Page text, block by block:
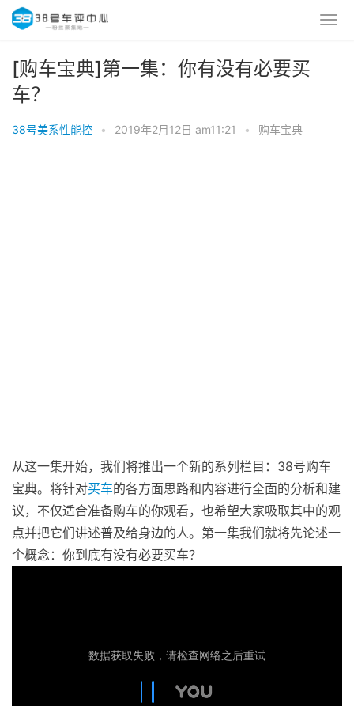
[购车宝典]第一集：你有没有必要买
车？
38号美系性能控 • 2019年2月12日 am11:21 • 购车宝典
从这一集开始，我们将推出一个新的系列栏目：38号购车
宝典。将针对买车的各方面思路和内容进行全面的分析和建
议，不仅适合准备购车的你观看，也希望大家吸取其中的观
点并把它们讲述普及给身边的人。第一集我们就将先论述一
个概念：你到底有没有必要买车？